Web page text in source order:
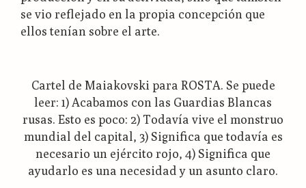
se vio reflejado en la propia concepción que
ellos tenían sobre el arte.
Cartel de Maiakovski para ROSTA. Se puede
leer: 1) Acabamos con las Guardias Blancas
rusas. Esto es poco: 2) Todavía vive el monstruo
mundial del capital, 3) Significa que todavía es
necesario un ejército rojo, 4) Significa que
ayudarlo es una necesidad y un asunto claro.